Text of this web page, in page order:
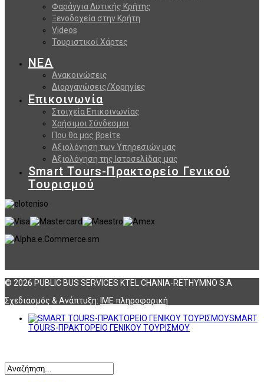
Φαράγγια Δυτικής Κρήτης
Ξενοδοχεία στην Κρήτη
Videos
Τουριστικοί Χάρτες
ΝΕΑ
Ανακοινώσεις
Διοργανώσεις/Χορηγίες
Επικοινωνία
Στοιχεία Επικοινωνίας
Χρήσιμοι Σύνδεσμοι
Που θα μας βρείτε
Αξιολόγηση των Υπηρεσιών μας
Αξιολόγηση της Ιστοσελίδας μας
Smart Tours-Πρακτορείο Γενικού
Τουρισμού
© 2026 PUBLIC BUS SERVICES KTEL CHANIA-RETHYMNO S.A
Σχεδιασμός & Ανάπτυξη: ΙΜΕ πληροφορική
SMART
TOURS-ΠΡΑΚΤΟΡΕΙΟ ΓΕΝΙΚΟΥ ΤΟΥΡΙΣΜΟΥ